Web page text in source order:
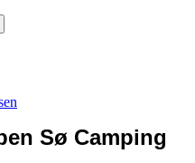
Sø Camping